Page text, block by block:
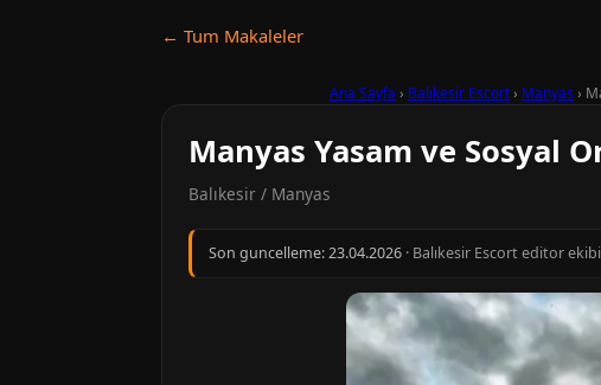
← Tum Makaleler
Ana Sayfa › Balıkesir Escort› Manyas ›
Manyas Yasam ve Sosyal
Balıkesir / Manyas
Son guncelleme:23.04.2026 · Balıkesir Escort editor